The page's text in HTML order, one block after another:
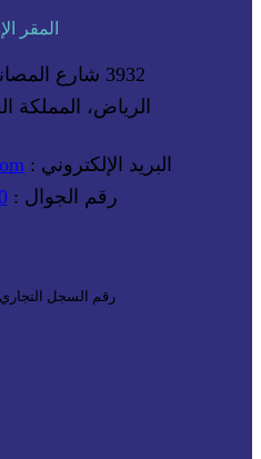
المقر
3932 شارع المصانع، حي الحمراء
الرياض، المملكة
البريد الإلكتروني :
رقم الجوال :
رقم السجل التجاري :